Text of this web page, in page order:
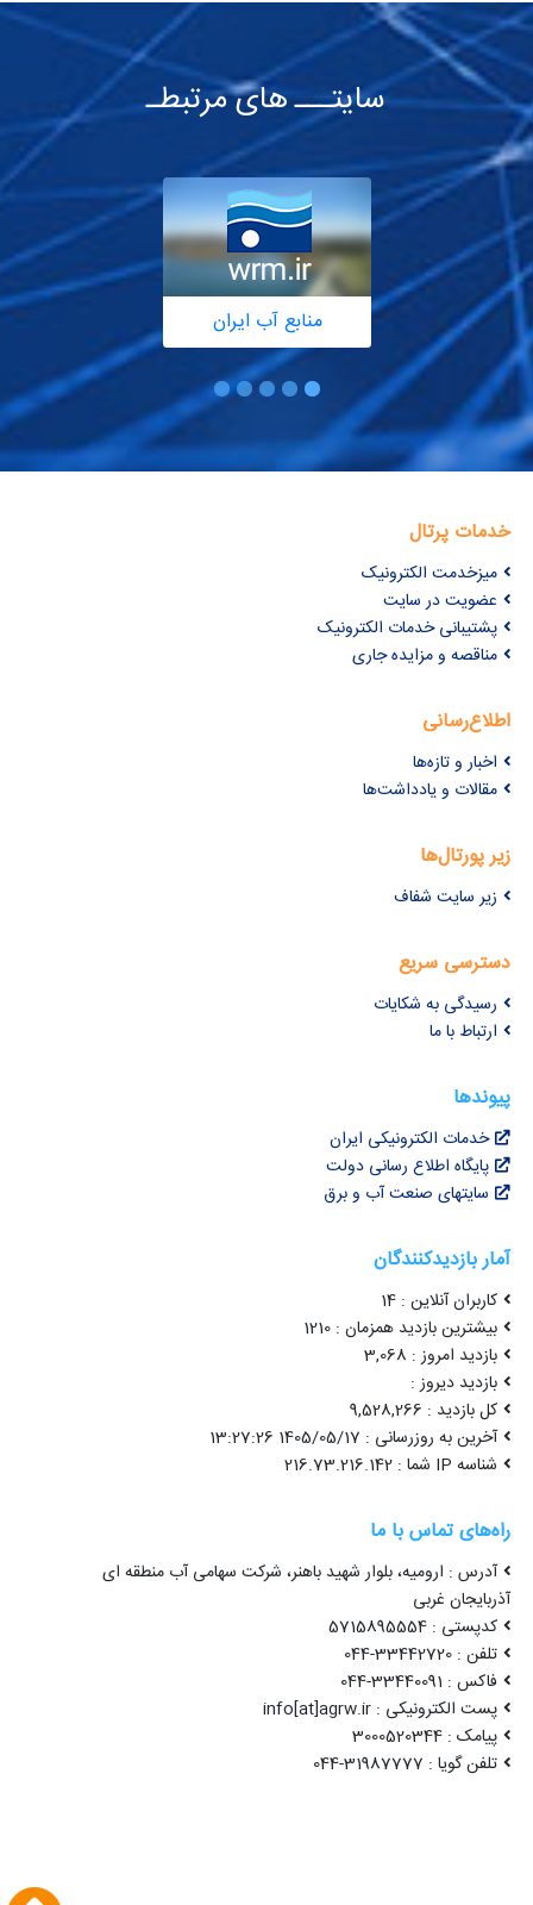
سایتـــ های مرتبطـ
منابع آب ایران
خدمات پرتال
میزخدمت الکترونیک
عضویت در سایت
پشتیبانی خدمات الکترونیک
مناقصه و مزایده جاری
اطلاع‌رسانی
اخبار و تازه‌ها
مقالات و یادداشت‌ها
زیر پورتال‌ها
زیر سایت شفاف
دسترسی سریع
رسیدگی به شکایات
ارتباط با ما
پیوندها
خدمات الکترونیکی ایران
پایگاه اطلاع رسانی دولت
سایتهای صنعت آب و برق
آمار بازدیدکنندگان
کاربران آنلاین : 14
بیشترین بازدید همزمان : 1210
بازدید امروز : 3,068
بازدید دیروز :
کل بازدید : 9,528,266
آخرین به روزرسانی : 1405/05/17 13:27:26
شناسه IP شما : 216.73.216.142
راه‌های تماس با ما
آدرس : ارومیه، بلوار شهید باهنر، شرکت سهامی آب منطقه ای
آذربایجان غربی
کدپستی : 5715895554
تلفن : 33442720-044
فاکس : 33440091-044
پست الکترونیکی : info[at]agrw.ir
پیامک : 3000520344
تلفن گویا : 31987777-044